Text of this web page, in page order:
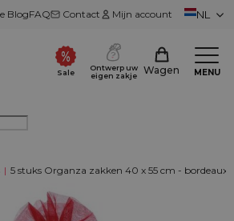
BlogFAQ Contact Mijn account NL
Sale
Ontwerp uw
eigen zakje
Wagen MENU
| 5 stuks Organza zakken 40 x 55 cm - bordeaux